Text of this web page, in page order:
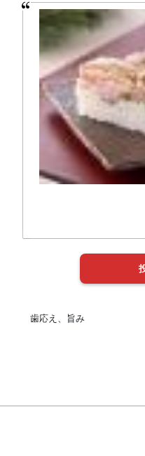
歯応え、旨み